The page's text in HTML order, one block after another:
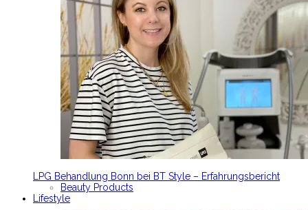
LPG Behandlung Bonn bei BT Style – Erfahrungsbericht
Beauty Products
Lifestyle